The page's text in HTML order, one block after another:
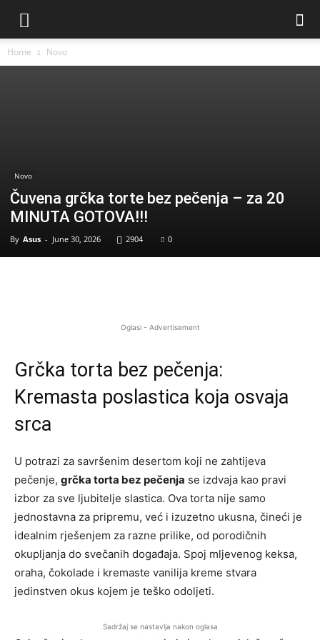
Home Novo
Novo
Čuvena grčka torte bez pečenja – za 20
MINUTA GOTOVA!!!
By Asus - June 30, 2026 2904
Oglasi - Advertisement
Grčka torta bez pečenja:
Kremasta poslastica koja osvaja
srca
U potrazi za savršenim desertom koji ne zahtijeva
pečenje, grčka torta bez pečenja se izdvaja kao pravi
izbor za sve ljubitelje slastica. Ova torta nije samo
jednostavna za pripremu, već i izuzetno ukusna, čineći je
idealnim rješenjem za razne prilike, od porodičnih
okupljanja do svečanih događaja. Spoj mljevenog keksa,
oraha, čokolade i kremaste vanilija kreme stvara
jedinstven okus kojem je teško odoljeti.
Sadržaj se nastavlja nakon oglasa